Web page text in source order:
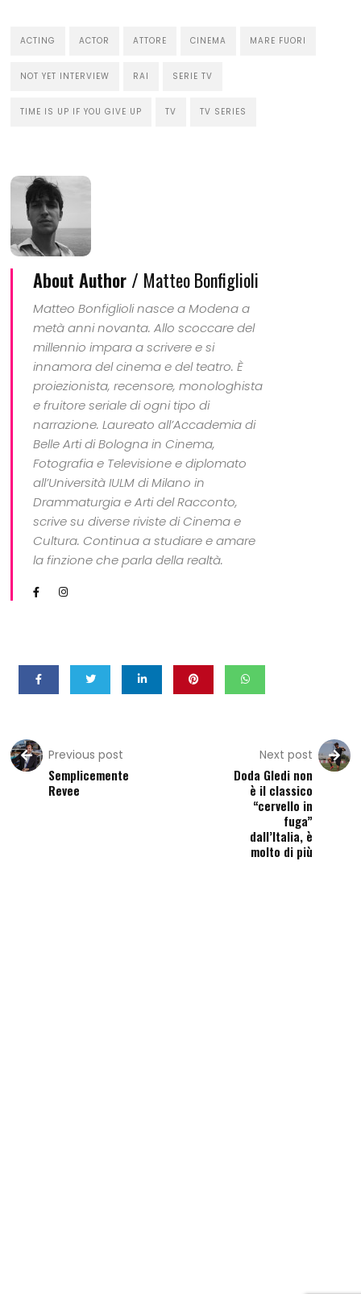
ACTING ACTOR ATTORE CINEMA MARE FUORI
NOT YET INTERVIEW RAI SERIE TV
TIME IS UP IF YOU GIVE UP TV TV SERIES
About Author / Matteo Bonfiglioli
Matteo Bonfiglioli nasce a Modena a
metà anni novanta. Allo scoccare del
millennio impara a scrivere e si
innamora del cinema e del teatro. È
proiezionista, recensore, monologhista
e fruitore seriale di ogni tipo di
narrazione. Laureato all’Accademia di
Belle Arti di Bologna in Cinema,
Fotografia e Televisione e diplomato
all’Università IULM di Milano in
Drammaturgia e Arti del Racconto,
scrive su diverse riviste di Cinema e
Cultura. Continua a studiare e amare
la finzione che parla della realtà.
Previous post
Semplicemente
Revee
Next post
Doda Gledi non
è il classico
“cervello in
fuga”
dall’Italia, è
molto di più